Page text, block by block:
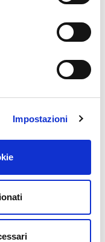
Impostazioni
pensiero all’ambiente
un messaggio
se legato ad una
o clienti
e l’economia locale.
di entrare in
positivo
della nostra mission